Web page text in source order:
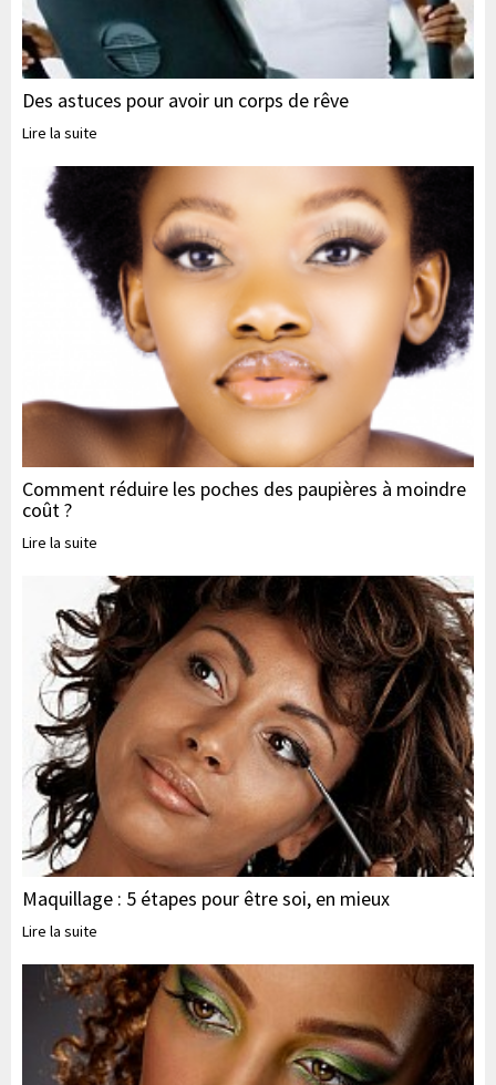
Des astuces pour avoir un corps de rêve
Lire la suite
Comment réduire les poches des paupières à moindre
coût ?
Lire la suite
Maquillage : 5 étapes pour être soi, en mieux
Lire la suite